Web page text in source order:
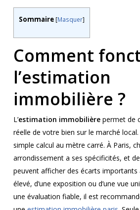
Sommaire [Masquer]
Comment
l’estimation
immobilière ?
L’estimation immobilièrepermet de
réelle de votre bien sur le marché local.
simple calcul au mètre carré. À Paris,
arrondissement a ses spécificités, et
peuvent afficher des écarts importants
élevé, d’une exposition ou d’une vue
une évaluation fiable, il est